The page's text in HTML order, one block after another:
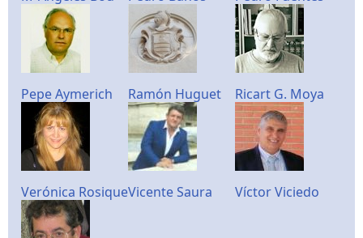
Pepe Aymerich Ramón Huguet Ricart G. Moya
Verónica RosiqueVicente Saura Víctor Viciedo